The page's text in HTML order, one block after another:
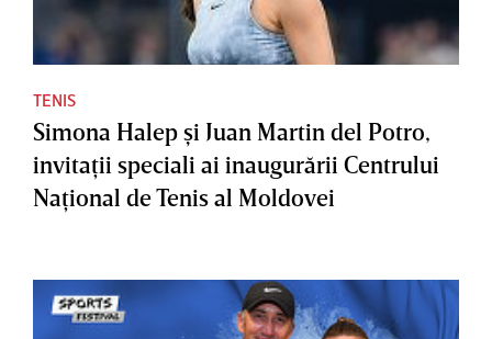
TENIS
Simona Halep şi Juan Martin del Potro,
invitaţii speciali ai inaugurării Centrului
Naţional de Tenis al Moldovei